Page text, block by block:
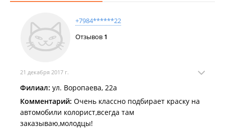
+7984******22
Отзывов 1
21 декабря 2017 г.
Филиал: ул. Воропаева, 22а
Комментарий: Очень классно подбирает краску на
автомобили колорист,всегда там
заказываю,молодцы!